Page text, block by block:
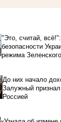
"Это, считай,
безопасности
режима Зеленского
До них начало
Залужный
Россией